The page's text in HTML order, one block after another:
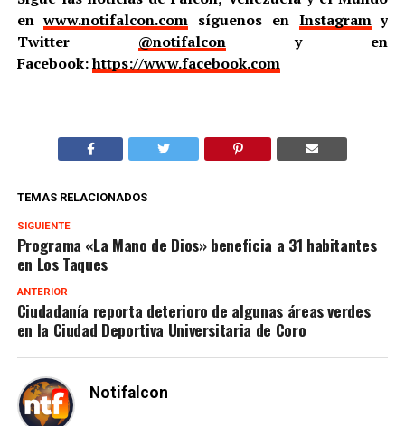
enwww.notifalcon.com síguenos en Instagramy
Twitter @notifalcony en
Facebook:https://www.facebook.com
TEMAS RELACIONADOS
SIGUIENTE
Programa «La Mano de Dios» beneficia a 31 habitantes
en Los Taques
ANTERIOR
Ciudadanía reporta deterioro de algunas áreas verdes
en la Ciudad Deportiva Universitaria de Coro
Notifalcon